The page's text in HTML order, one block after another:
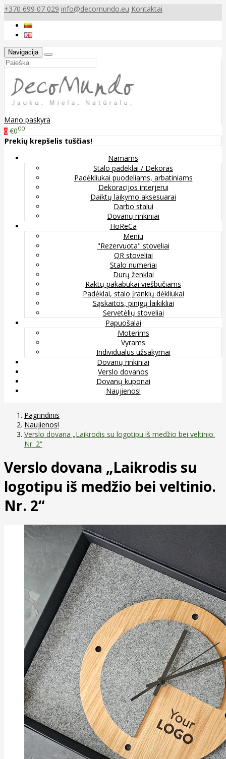
+370 699 07 029 info@decomundo.eu Kontaktai
Navigacija
Mano paskyra
0 €000
Prekių krepšelis tuščias!
Namams
Stalo padėklai / Dekoras
Padėkliukai puodeliams, arbatiniams
Dekoracijos interjerui
Daiktų laikymo aksesuarai
Darbo stalui
Dovanų rinkiniai
HoReCa
Meniu
"Rezervuota" stoveliai
QR stoveliai
Stalo numeriai
Durų ženklai
Raktų pakabukai viešbučiams
Padėklai, stalo įrankių dėkliukai
Sąskaitos, pinigų laikikliai
Servetėlių stoveliai
Papuošalai
Moterims
Vyrams
Individualūs užsakymai
Dovanų rinkiniai
Verslo dovanos
Dovanų kuponai
Naujienos!
Pagrindinis
Naujienos!
Verslo dovana „Laikrodis su logotipu iš medžio bei veltinio.
Nr. 2“
Verslo dovana „Laikrodis su
logotipu iš medžio bei veltinio.
Nr. 2“